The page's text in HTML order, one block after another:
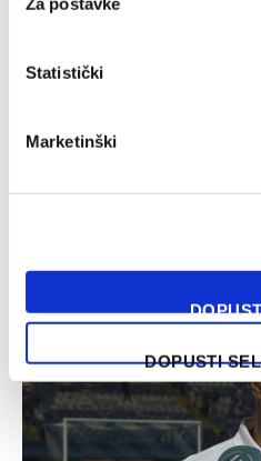
Statistički
Marketinški
DOPUSTI
WWin liga BiH (1. kolo):